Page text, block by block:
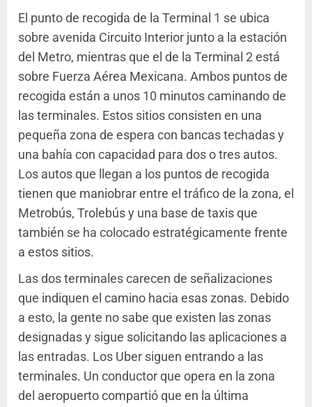
El punto de recogida de la Terminal 1 se ubica
sobre avenida Circuito Interior junto a la estación
del Metro, mientras que el de la Terminal 2 está
sobre Fuerza Aérea Mexicana. Ambos puntos de
recogida están a unos 10 minutos caminando de
las terminales. Estos sitios consisten en una
pequeña zona de espera con bancas techadas y
una bahía con capacidad para dos o tres autos.
Los autos que llegan a los puntos de recogida
tienen que maniobrar entre el tráfico de la zona, el
Metrobús, Trolebús y una base de taxis que
también se ha colocado estratégicamente frente
a estos sitios.
Las dos terminales carecen de señalizaciones
que indiquen el camino hacia esas zonas. Debido
a esto, la gente no sabe que existen las zonas
designadas y sigue solicitando las aplicaciones a
las entradas. Los Uber siguen entrando a las
terminales. Un conductor que opera en la zona
del aeropuerto compartió que en la última